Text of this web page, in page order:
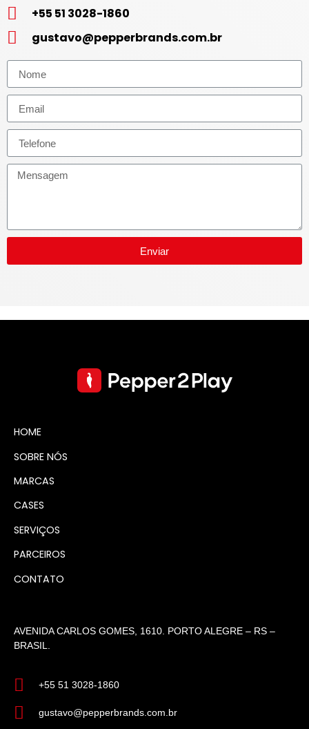
+55 51 3028-1860
gustavo@pepperbrands.com.br
Enviar
HOME
SOBRE NÓS
MARCAS
CASES
SERVIÇOS
PARCEIROS
CONTATO
AVENIDA CARLOS GOMES, 1610. PORTO ALEGRE – RS –
BRASIL.
+55 51 3028-1860
gustavo@pepperbrands.com.br